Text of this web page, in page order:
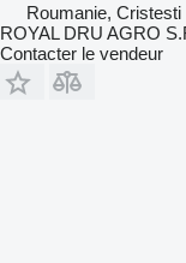
Roumanie, Cristesti
ROYAL DRU AGRO
Contacter le vendeur